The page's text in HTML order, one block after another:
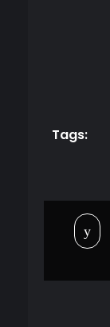
Tags: